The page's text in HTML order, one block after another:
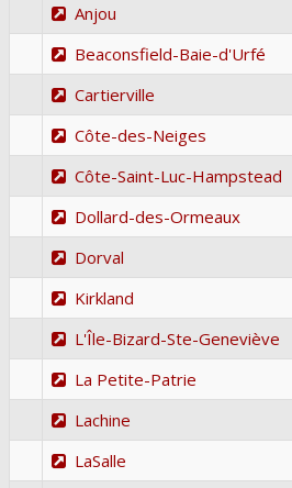
Anjou
Beaconsfield-Baie-d'Urfé
Cartierville
Côte-des-Neiges
Côte-Saint-Luc-Hampstead
Dollard-des-Ormeaux
Dorval
Kirkland
L'Île-Bizard-Ste-Geneviève
La Petite-Patrie
Lachine
LaSalle